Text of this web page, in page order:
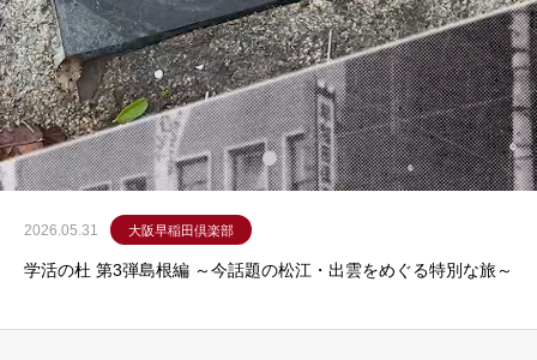
⼤正8年(1919年)創⽴
稲⾨会を代表する伝統ある組織
2026.05.31 大阪早稲田倶楽部
学活の杜 第3弾島根編 ～今話題の松江・出雲をめぐる特別な旅～